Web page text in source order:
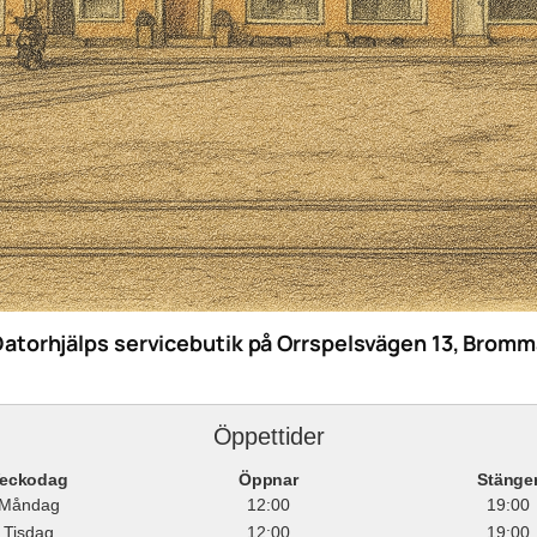
servicebutik på Orrspelsvägen 13,
Öppettider
Öppnar
12:00
19:00
Tisdag
12:00 19:00